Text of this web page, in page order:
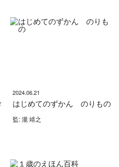
2024.06.21
はじめてのずかん のりもの
監: 瀧 靖之